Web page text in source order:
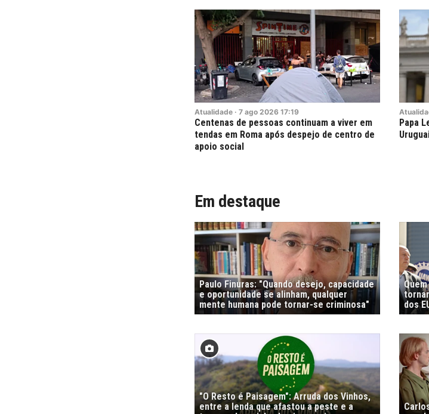
Atualidade · 7 ago 2026 17:19
Centenas de pessoas continuam a viver em
tendas em Roma após despejo de centro de
apoio social
Papa
Em destaque
Paulo Finuras: "Quando desejo, capacidade
e oportunidade se alinham, qualquer
mente humana pode tornar-se criminosa"
dos
"O Resto é Paisagem": Arruda dos Vinhos,
entre a lenda que afastou a peste e a